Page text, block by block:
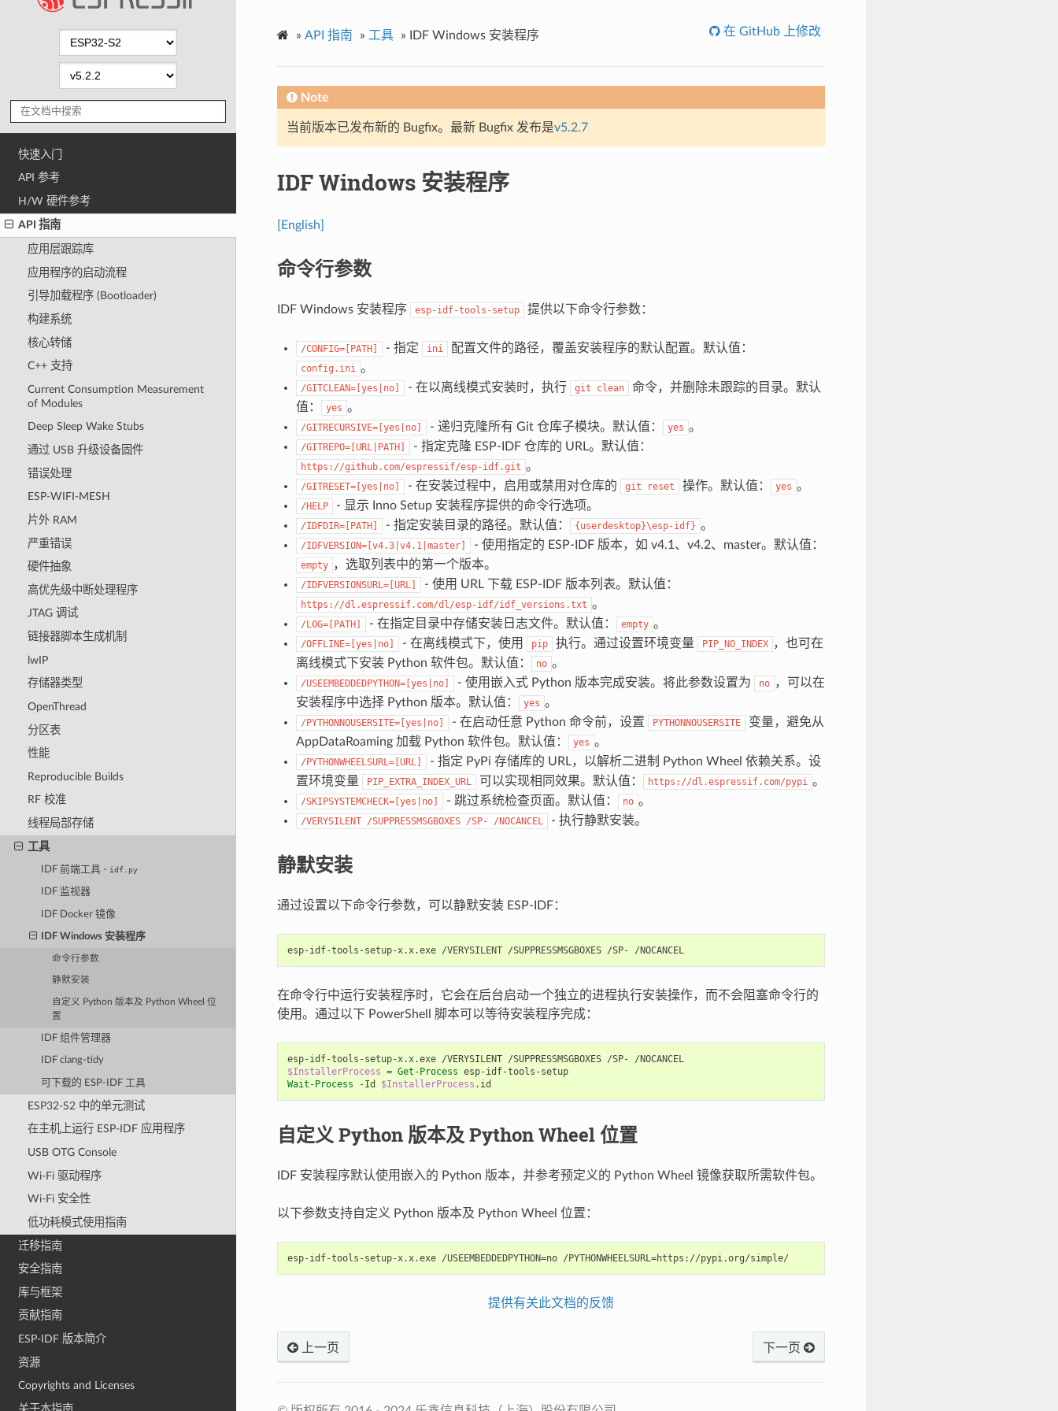
快速入门
API 参考
H/W 硬件参考
API 指南
应用层跟踪库
应用程序的启动流程
引导加载程序 (Bootloader)
构建系统
核心转储
C++ 支持
Current Consumption Measurement
of Modules
Deep Sleep Wake Stubs
通过 USB 升级设备固件
错误处理
ESP-WIFI-MESH
片外 RAM
严重错误
硬件抽象
高优先级中断处理程序
JTAG 调试
链接器脚本生成机制
lwIP
存储器类型
OpenThread
分区表
性能
Reproducible Builds
RF 校准
线程局部存储
工具
IDF 前端工具 - idf.py
IDF 监视器
IDF Docker 镜像
IDF Windows 安装程序
命令行参数
静默安装
自定义 Python 版本及 Python Wheel 位
置
IDF 组件管理器
IDF clang-tidy
可下载的 ESP-IDF 工具
ESP32-S2 中的单元测试
在主机上运行 ESP-IDF 应用程序
USB OTG Console
Wi-Fi 驱动程序
Wi-Fi 安全性
低功耗模式使用指南
迁移指南
安全指南
库与框架
贡献指南
ESP-IDF 版本简介
资源
Copyrights and Licenses
» API 指南 » 工具 » IDF Windows 安装程序 在 GitHub 上修改
Note
当前版本已发布新的 Bugfix。最新 Bugfix 发布是v5.2.7
IDF Windows 安装程序
[English]
命令行参数
IDF Windows 安装程序 esp-idf-tools-setup 提供以下命令行参数：
/CONFIG=[PATH] - 指定 ini 配置文件的路径，覆盖安装程序的默认配置。默认值：
config.ini 。
/GITCLEAN=[yes|no] - 在以离线模式安装时，执行 git clean
命令，并删除未跟踪的目录。默认
值：
yes 。
/GITRECURSIVE=[yes|no] - 递归克隆所有 Git 仓库子模块。默认值： yes 。
/GITREPO=[URL|PATH] - 指定克隆 ESP-IDF 仓库的 URL。默认值：
https://github.com/espressif/esp-idf.git 。
/GITRESET=[yes|no] - 在安装过程中，启用或禁用对仓库的 git reset 操作。默认值： yes 。
/HELP - 显示 Inno Setup 安装程序提供的命令行选项。
/IDFDIR=[PATH] - 指定安装目录的路径。默认值： {userdesktop}\esp-idf} 。
/IDFVERSION=[v4.3|v4.1|master] - 使用指定的 ESP-IDF 版本，如 v4.1、v4.2、master。默认值：
empty ，选取列表中的第一个版本。
/IDFVERSIONSURL=[URL] - 使用 URL 下载 ESP-IDF 版本列表。默认值：
https://dl.espressif.com/dl/esp-idf/idf_versions.txt 。
/LOG=[PATH] - 在指定目录中存储安装日志文件。默认值： empty 。
/OFFLINE=[yes|no] - 在离线模式下，使用 pip 执行。通过设置环境变量 PIP_NO_INDEX ，也可在
离线模式下安装 Python 软件包。默认值：
no 。
/USEEMBEDDEDPYTHON=[yes|no] - 使用嵌入式 Python 版本完成安装。将此参数设置为 no ，可以在
安装程序中选择 Python 版本。默认值：
yes 。
/PYTHONNOUSERSITE=[yes|no] - 在启动任意 Python 命令前，设置 PYTHONNOUSERSITE
变量，避免从
AppDataRoaming 加载 Python 软件包。默认值：
yes 。
/PYTHONWHEELSURL=[URL]
- 指定 PyPi 存储库的 URL，以解析二进制 Python Wheel 依赖关系。设
置环境变量
PIP_EXTRA_INDEX_URL 可以实现相同效果。默认值： https://dl.espressif.com/pypi 。
/SKIPSYSTEMCHECK=[yes|no] - 跳过系统检查页面。默认值： no 。
/VERYSILENT /SUPPRESSMSGBOXES /SP- /NOCANCEL - 执行静默安装。
静默安装
通过设置以下命令行参数，可以静默安装 ESP-IDF：
esp-idf-tools-setup-x.x.exe /VERYSILENT /SUPPRESSMSGBOXES /SP- /NOCANCEL
在命令行中运行安装程序时，它会在后台启动一个独立的进程执行安装操作，而不会阻塞命令行的
使用。通过以下 PowerShell 脚本可以等待安装程序完成：
esp-idf-tools-setup-x.x.exe /VERYSILENT /SUPPRESSMSGBOXES /SP- /NOCANCEL
$InstallerProcess = Get-Process esp-idf-tools-setup
Wait-Process
-Id $InstallerProcess . id
自定义 Python 版本及 Python Wheel 位置
IDF 安装程序默认使用嵌入的 Python 版本，并参考预定义的 Python Wheel 镜像获取所需软件包。
以下参数支持自定义 Python 版本及 Python Wheel 位置：
提供有关此文档的反馈
上一页 下一页